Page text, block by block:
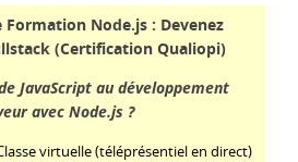
Formation Node.js : Devenez
(Certification Qualiopi)
JavaScript au développement
avec Node.js ?
virtuelle (téléprésentiel en direct)